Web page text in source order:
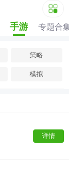
手游 专题合
策略
模拟
详情